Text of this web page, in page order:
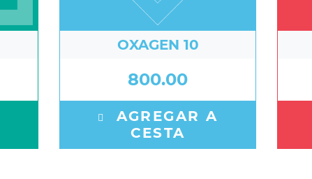
OXAGEN 10
800.00
AGREGAR A
CESTA